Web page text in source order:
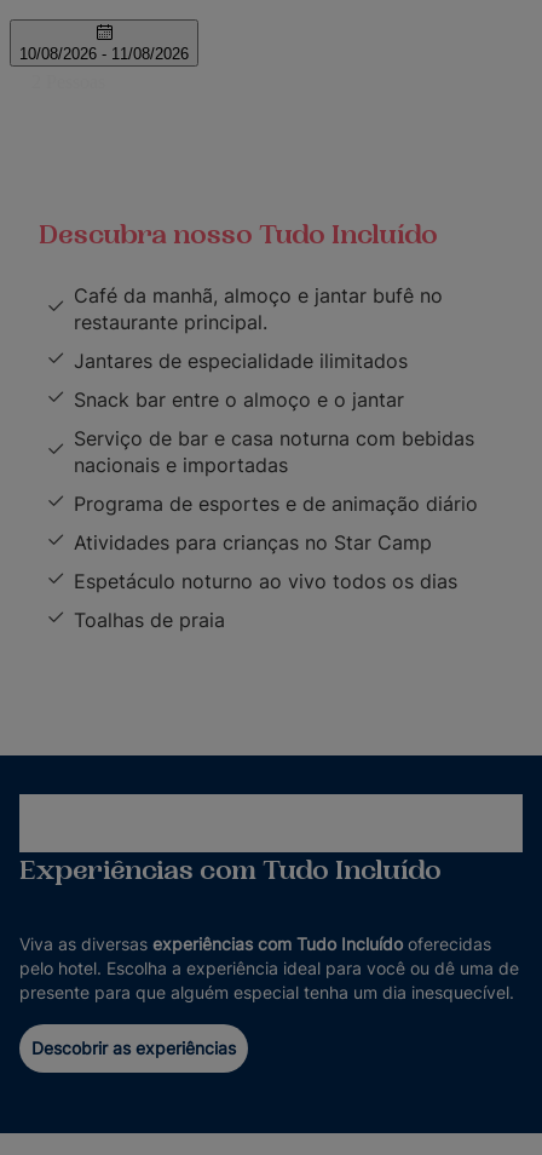
Descubra nosso Tudo Incluído
Café da manhã, almoço e jantar bufê no
restaurante principal.
Jantares de especialidade ilimitados
Snack bar entre o almoço e o jantar
Serviço de bar e casa noturna com bebidas
nacionais e importadas
Programa de esportes e de animação diário
Atividades para crianças no Star Camp
Espetáculo noturno ao vivo todos os dias
Toalhas de praia
Experiências com Tudo Incluído
Viva as diversas experiências com Tudo Incluído oferecidas
pelo hotel. Escolha a experiência ideal para você ou dê uma de
presente para que alguém especial tenha um dia inesquecível.
Descobrir as experiências